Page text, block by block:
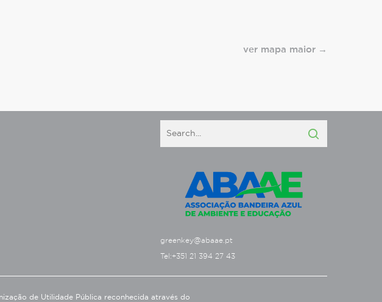
ver mapa maior
greenkey@abaae.pt
Tel:+351 21 394 27 43
de Utilidade Pública reconhecida através do